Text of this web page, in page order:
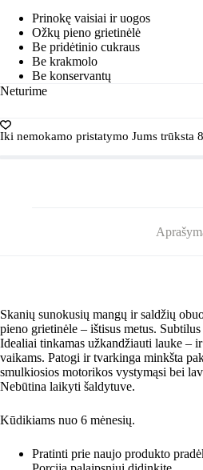
buvo:
4,00 €.
yra:
2,59 €.
Prinokę vaisiai ir uogos
Ožkų pieno grietinėlė
Be pridėtinio cukraus
Be krakmolo
Be konservantų
Neturime
Iki nemokamo pristatymo Jums trūksta
Skanių sunokusių mangų ir saldžių
pieno grietinėle – ištisus metus.
Idealiai tinkamas užkandžiauti lauke –
vaikams. Patogi ir tvarkinga minkšta
smulkiosios motorikos vystymąsi bei
Nebūtina laikyti šaldytuve.
Kūdikiams nuo 6 mėnesių.
Pratinti prie naujo produkto